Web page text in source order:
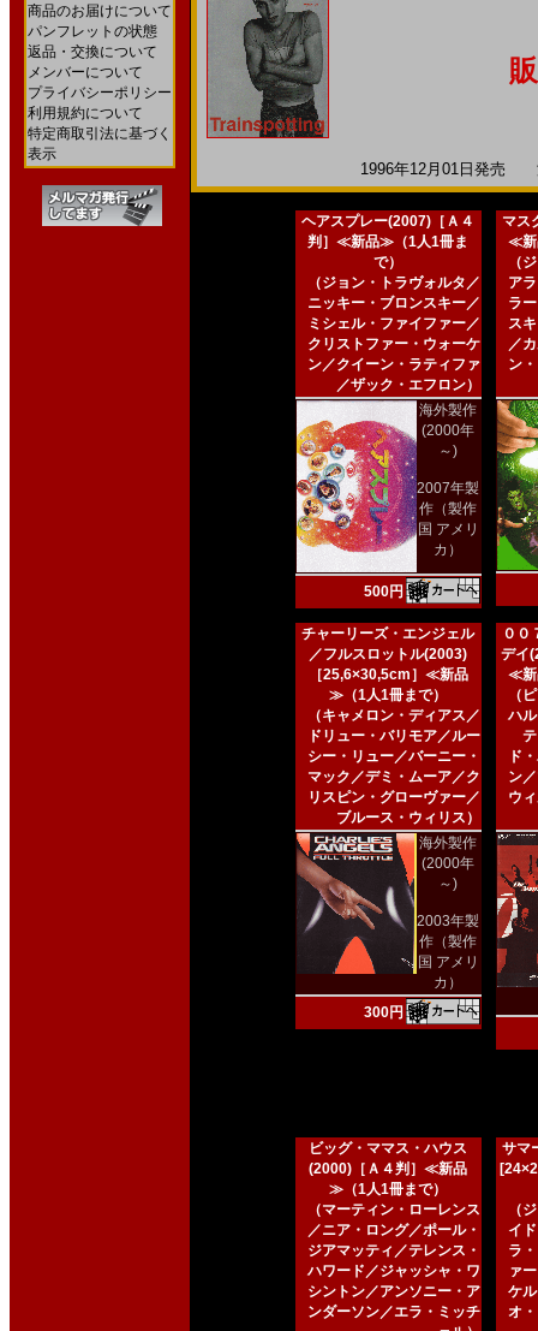
商品のお届けについて
パンフレットの状態
返品・交換について
メンバーについて
プライバシーポリシー
利用規約について
特定商取引法に基づく
表示
1996年12月01日発売
ヘアスプレー(2007)［Ａ４
判］≪新品≫（1人1冊ま
で）
（ジョン・トラヴォルタ／
ニッキー・ブロンスキー／
ミシェル・ファイファー／
クリストファー・ウォーケ
ン／クイーン・ラティファ
／ザック・エフロン）
海外製作
(2000年
～)
2007年製
作（製作
国 アメリ
カ）
500円
マス
≪新
（
ア
ラ
ス
／
ン
チャーリーズ・エンジェル
／フルスロットル(2003)
［25,6×30,5cm］≪新品
≫（1人1冊まで）
（キャメロン・ディアス／
ドリュー・バリモア／ルー
シー・リュー／バーニー・
マック／デミ・ムーア／ク
リスピン・グローヴァー／
ブルース・ウィリス）
海外製作
(2000年
～)
2003年製
作（製作
国 アメリ
カ）
300円
００
デイ
≪新
（
ハ
ド
ン
ウ
ビッグ・ママス・ハウス
(2000)［Ａ４判］≪新品
≫（1人1冊まで）
（マーティン・ローレンス
／ニア・ロング／ポール・
ジアマッティ／テレンス・
ハワード／ジャッシャ・ワ
シントン／アンソニー・ア
ンダーソン／エラ・ミッチ
サマ
（
イ
ラ
ァ
ケ
オ